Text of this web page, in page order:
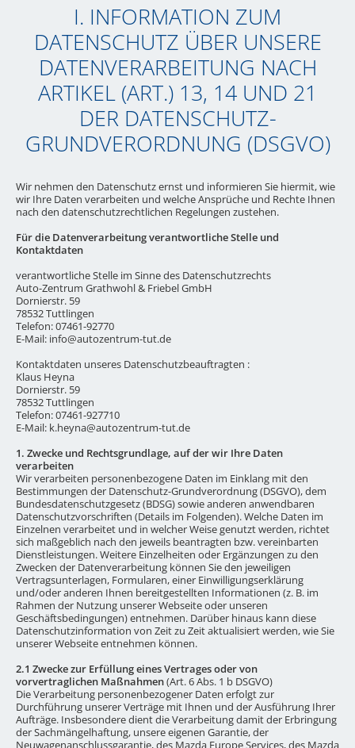
I. INFORMATION ZUM
DATENSCHUTZ ÜBER UNSERE
DATENVERARBEITUNG NACH
ARTIKEL (ART.) 13, 14 UND 21
DER DATENSCHUTZ-
GRUNDVERORDNUNG (DSGVO)
Wir nehmen den Datenschutz ernst und informieren Sie hiermit, wie
wir Ihre Daten verarbeiten und welche Ansprüche und Rechte Ihnen
nach den datenschutzrechtlichen Regelungen zustehen.
Für die Datenverarbeitung verantwortliche Stelle und
Kontaktdaten
verantwortliche Stelle im Sinne des Datenschutzrechts
Auto-Zentrum Grathwohl & Friebel GmbH
Dornierstr. 59
78532 Tuttlingen
Telefon: 07461-92770
E-Mail: info@autozentrum-tut.de
Kontaktdaten unseres Datenschutzbeauftragten :
Klaus Heyna
Dornierstr. 59
78532 Tuttlingen
Telefon: 07461-927710
E-Mail: k.heyna@autozentrum-tut.de
1. Zwecke und Rechtsgrundlage, auf der wir Ihre Daten
verarbeiten
Wir verarbeiten personenbezogene Daten im Einklang mit den
Bestimmungen der Datenschutz-Grundverordnung (DSGVO), dem
Bundesdatenschutzgesetz (BDSG) sowie anderen anwendbaren
Datenschutzvorschriften (Details im Folgenden). Welche Daten im
Einzelnen verarbeitet und in welcher Weise genutzt werden, richtet
sich maßgeblich nach den jeweils beantragten bzw. vereinbarten
Dienstleistungen. Weitere Einzelheiten oder Ergänzungen zu den
Zwecken der Datenverarbeitung können Sie den jeweiligen
Vertragsunterlagen, Formularen, einer Einwilligungserklärung
und/oder anderen Ihnen bereitgestellten Informationen (z. B. im
Rahmen der Nutzung unserer Webseite oder unseren
Geschäftsbedingungen) entnehmen. Darüber hinaus kann diese
Datenschutzinformation von Zeit zu Zeit aktualisiert werden, wie Sie
unserer Webseite entnehmen können.
2.1 Zwecke zur Erfüllung eines Vertrages oder von
vorvertraglichen Maßnahmen(Art. 6 Abs. 1 b DSGVO)
Die Verarbeitung personenbezogener Daten erfolgt zur
Durchführung unserer Verträge mit Ihnen und der Ausführung Ihrer
Aufträge. Insbesondere dient die Verarbeitung damit der Erbringung
der Sachmängelhaftung, unsere eigenen Garantie, der
Neuwagenanschlussgarantie, des Mazda Europe Services, des Mazda